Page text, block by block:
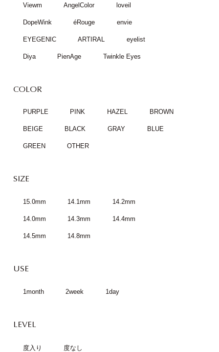
Viewm AngelColor loveil
DopeWink éRouge envie
EYEGENIC ARTIRAL eyelist
Diya PienAge Twinkle Eyes
COLOR
PURPLE PINK HAZEL BROWN
BEIGE BLACK GRAY BLUE
GREEN OTHER
SIZE
15.0mm 14.1mm 14.2mm
14.0mm 14.3mm 14.4mm
14.5mm 14.8mm
USE
1month 2week 1day
LEVEL
度入り 度なし